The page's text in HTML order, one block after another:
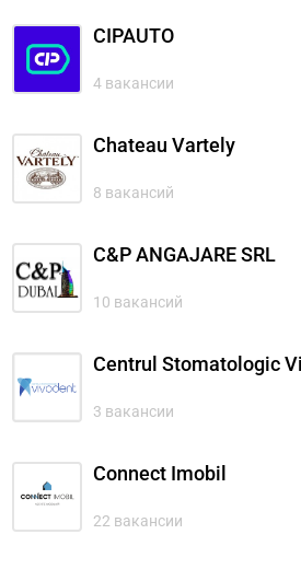
CIPAUTO
4 вакансии
Chateau Vartely
8 вакансий
C&P ANGAJARE SRL
10 вакансий
Centrul Stomatologic
3 вакансии
Connect Imobil
22 вакансии